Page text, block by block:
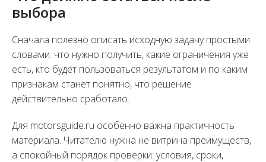
выбора
Сначала полезно описать исходную задачу простыми
словами: что нужно получить, какие ограничения уже
есть, кто будет пользоваться результатом и по каким
признакам станет понятно, что решение
действительно сработало.
Для motorsguide.ru особенно важна практичность
материала. Читателю нужна не витрина преимуществ,
а спокойный порядок проверки: условия, сроки,